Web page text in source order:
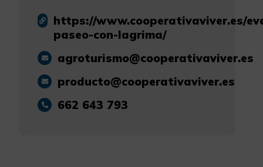
https://www.cooperativaviver.es/
paseo-con-lagrima/
agroturismo@cooperativaviver.es
producto@cooperativaviver.es
662 643 793